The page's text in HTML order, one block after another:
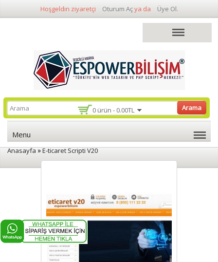
Hoşgeldin ziyaretçi Oturum Açya da Üye Ol.
0 ürün - 0.00TL Arama
Menu
Anasayfa»E-ticaret Scripti V20